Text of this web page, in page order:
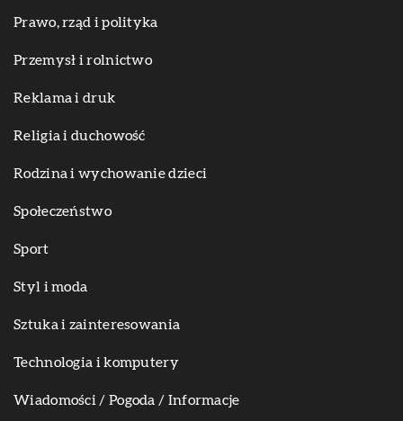
Prawo, rząd i polityka
Przemysł i rolnictwo
Reklama i druk
Religia i duchowość
Rodzina i wychowanie dzieci
Społeczeństwo
Sport
Styl i moda
Sztuka i zainteresowania
Technologia i komputery
Wiadomości / Pogoda / Informacje